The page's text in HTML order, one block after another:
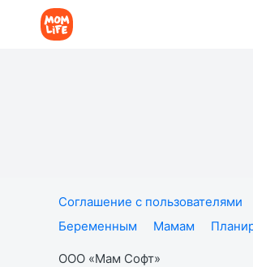
Соглашение с пользователями
Беременным
Мамам
ООО «Мам Софт»